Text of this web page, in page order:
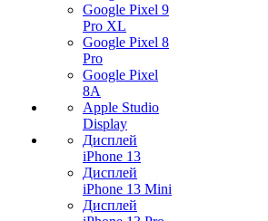
Google Pixel 9
Pro XL
Google Pixel 8
Pro
Google Pixel
8A
Apple Studio
Display
Дисплей
iPhone 13
Дисплей
iPhone 13 Mini
Дисплей